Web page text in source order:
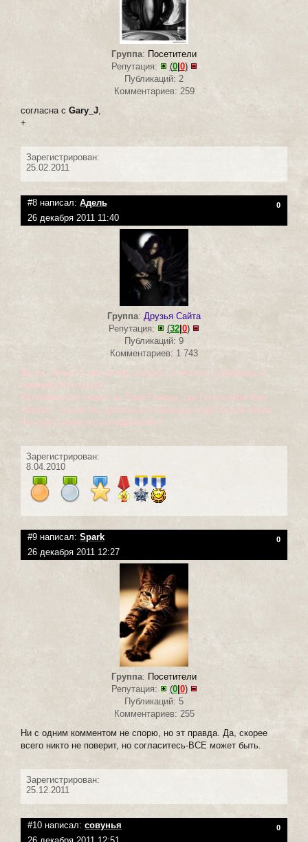
Группа: Посетители
Репутация:
(0|0)
Публикаций: 2
Комментариев: 259
согласна с Gary_J
+
Зарегистрирован:
25.02.2011
#8 написал: Адель 0
26 декабря 2011 11:40
Группа: Друзья Сайта
Репутация:
(32 0)
Публикаций: 9
Комментариев: 1 743
Да уж, понесло вас автор: и карты, и могила, и бабушка и
машина) Все здесь)
Вспоминается сюжет из Тома Сойера, где Гекельбери Фин
говорит: "зачем мы трогали эту змеиную кожу! Вы ба знали
что она с нами потом наделала!")
Зарегистрирован:
8.04.2010
#9 написал: Spark 0
26 декабря 2011 12:27
Группа: Посетители
Репутация:
(0| 0)
Публикаций: 5
Комментариев: 255
Ни с одним комментом не спорю, но эт правда. Да, скорее
всего никто не поверит, но согласитесь-ВСЕ может быть.
Зарегистрирован:
25.12.2011
#10 написал: совунья 0